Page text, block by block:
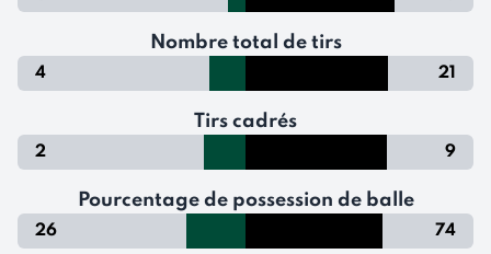
Nombre total de tirs
4 21
Tirs cadrés
2 9
Pourcentage de possession de balle
26 74